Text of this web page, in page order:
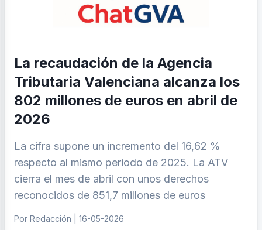
La recaudación de la Agencia
Tributaria Valenciana alcanza los
802 millones de euros en abril de
2026
La cifra supone un incremento del 16,62 %
respecto al mismo periodo de 2025. La ATV
cierra el mes de abril con unos derechos
reconocidos de 851,7 millones de euros
Por Redacción | 16-05-2026